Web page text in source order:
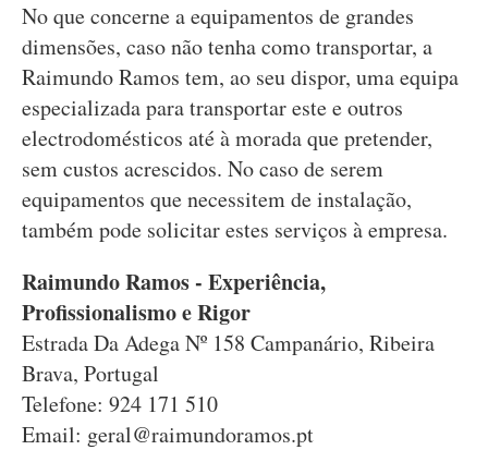
No que concerne a equipamentos de grandes
dimensões, caso não tenha como transportar, a
Raimundo Ramos tem, ao seu dispor, uma equipa
especializada para transportar este e outros
electrodomésticos até à morada que pretender,
sem custos acrescidos. No caso de serem
equipamentos que necessitem de instalação,
também pode solicitar estes serviços à empresa.
Raimundo Ramos - Experiência,
Profissionalismo e Rigor
Estrada Da Adega Nº 158 Campanário, Ribeira
Brava, Portugal
Telefone: 924 171 510
Email: geral@raimundoramos.pt